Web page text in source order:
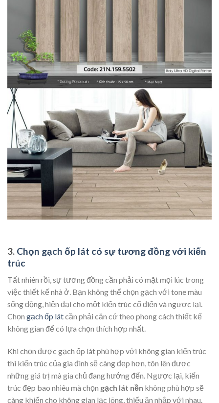
3. Chọn gạch ốp lát có sự tương đồng với kiến
trúc
Tất nhiên rồi, sự tương đồng cần phải có mặt mọi lúc trong
việc thiết kế nhà ở. Bạn không thể chọn gạch với tone màu
sống động, hiện đại cho một kiến trúc cổ điển và ngược lại.
Chọn gạch ốp látcần phải căn cứ theo phong cách thiết kế
không gian để có lựa chọn thích hợp nhất.
Khi chọn được gạch ốp lát phù hợp với không gian kiến trúc
thì kiến trúc của gia đình sẽ càng đẹp hơn, tôn lên được
những giá trị mà gia chủ đang hướng đến. Ngược lại, kiến
trúc đẹp bao nhiêu mà chọn gạch lát nền không phù hợp sẽ
càng khiến cho không gian lạc lõng, thiếu ăn nhập với nhau.